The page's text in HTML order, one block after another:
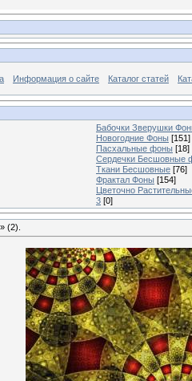
Информация о сайте Каталог статей
Бабочки Зверушки
Новогодние Фоны [151]
Пасхальные фоны [18]
Сердечки Бесшовные
Ткани Бесшовные [76]
Фрактал Фоны [154]
Цветочно
3 [0]
» (2).